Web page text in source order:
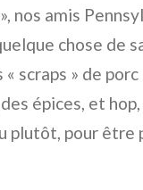
nos amis
chose de
scraps » de porc
épices, et
plutôt, pour être